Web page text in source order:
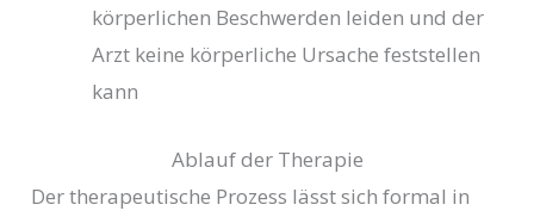
körperlichen Beschwerden leiden und der
Arzt keine körperliche Ursache feststellen
kann
Ablauf der Therapie
Der therapeutische Prozess lässt sich formal in